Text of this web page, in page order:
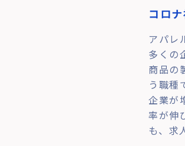
コロ
アパレ
多くの
商品の
う職種
企業が
率が伸
も、求